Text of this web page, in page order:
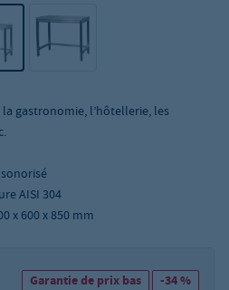
gastronomie, l’hôtellerie, les
AISI 304
x 600 x 850 mm
Garantie de prix bas -34 %